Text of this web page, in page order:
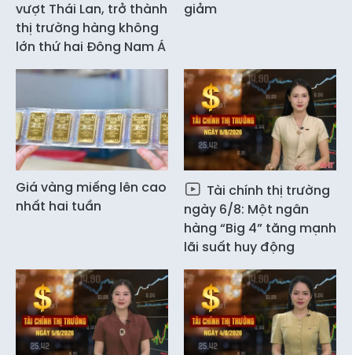
vượt Thái Lan, trở thành
thị trường hàng không
lớn thứ hai Đông Nam Á
giảm
Giá vàng miếng lên cao
nhất hai tuần
Tài chính thị trường
ngày 6/8: Một ngân
hàng “Big 4” tăng mạnh
lãi suất huy động